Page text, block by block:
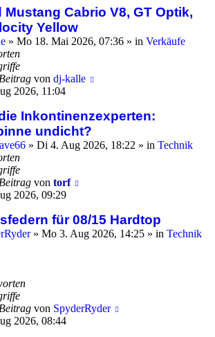
Mustang Cabrio V8, GT Optik,
Yellow
» Mo 18. Mai 2026, 07:36 » in Verkäufe
von dj-kalle
2026, 11:04
Inkontinenzexperten:
undicht?
» Di 4. Aug 2026, 18:22 » in Technik
von torf
2026, 09:29
für 08/15 Hardtop
» Mo 3. Aug 2026, 14:25 » in Technik
von SpyderRyder
2026, 08:44